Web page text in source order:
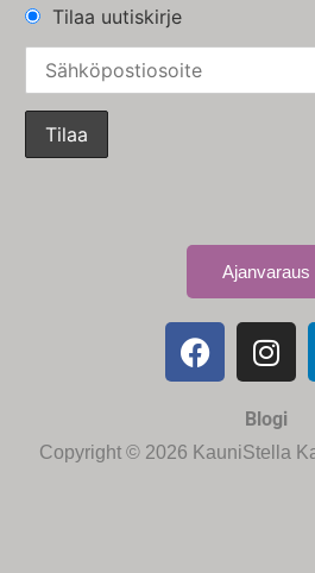
Tilaa uutiskirje
Ajanvaraus
Blogi
Copyright © 2026 KauniStella